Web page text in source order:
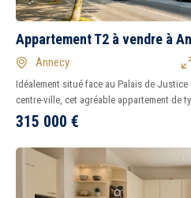
Appartement T2 à vendre à
Annecy
Idéalement situé face au Palais de
centre-ville, cet agréable appartement de
315 000 €